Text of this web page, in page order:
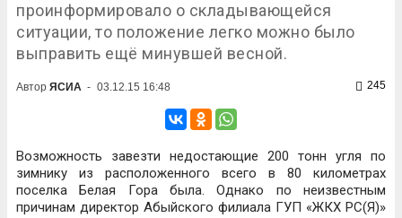
проинформировало о складывающейся
ситуации, то положение легко можно было
выправить ещё минувшей весной.
Автор ЯСИА - 03.12.15 16:48 245
Возможность завезти недостающие 200 тонн угля по
зимнику из расположенного всего в 80 километрах
поселка Белая Гора была. Однако по неизвестным
причинам директор Абыйского филиала ГУП «ЖКХ РС(Я)»